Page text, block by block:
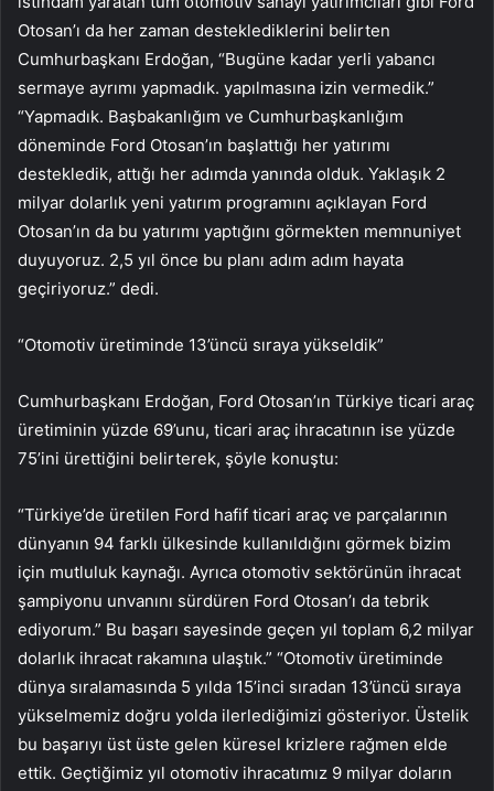
Otosan’ı da her zaman desteklediklerini belirten
Cumhurbaşkanı Erdoğan, “Bugüne kadar yerli yabancı
sermaye ayrımı yapmadık. yapılmasına izin vermedik.”
“Yapmadık. Başbakanlığım ve Cumhurbaşkanlığım
döneminde Ford Otosan’ın başlattığı her yatırımı
destekledik, attığı her adımda yanında olduk. Yaklaşık 2
milyar dolarlık yeni yatırım programını açıklayan Ford
Otosan’ın da bu yatırımı yaptığını görmekten memnuniyet
duyuyoruz. 2,5 yıl önce bu planı adım adım hayata
geçiriyoruz.” dedi.
“Otomotiv üretiminde 13’üncü sıraya yükseldik”
Cumhurbaşkanı Erdoğan, Ford Otosan’ın Türkiye ticari araç
üretiminin yüzde 69’unu, ticari araç ihracatının ise yüzde
75’ini ürettiğini belirterek, şöyle konuştu:
“Türkiye’de üretilen Ford hafif ticari araç ve parçalarının
dünyanın 94 farklı ülkesinde kullanıldığını görmek bizim
için mutluluk kaynağı. Ayrıca otomotiv sektörünün ihracat
şampiyonu unvanını sürdüren Ford Otosan’ı da tebrik
ediyorum.” Bu başarı sayesinde geçen yıl toplam 6,2 milyar
dolarlık ihracat rakamına ulaştık.” “Otomotiv üretiminde
dünya sıralamasında 5 yılda 15’inci sıradan 13’üncü sıraya
yükselmemiz doğru yolda ilerlediğimizi gösteriyor. Üstelik
bu başarıyı üst üste gelen küresel krizlere rağmen elde
ettik. Geçtiğimiz yıl otomotiv ihracatımız 9 milyar doların